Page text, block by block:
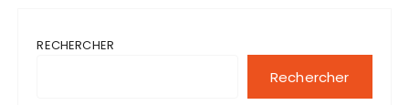
RECHERCHER
Rechercher